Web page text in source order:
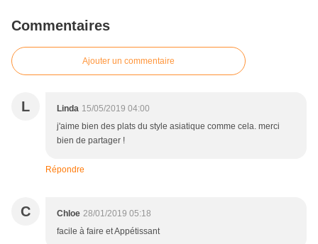
Commentaires
Ajouter un commentaire
L Linda 15/05/2019 04:00
j'aime bien des plats du style asiatique comme cela. merci
bien de partager !
Répondre
C Chloe 28/01/2019 05:18
facile à faire et Appétissant